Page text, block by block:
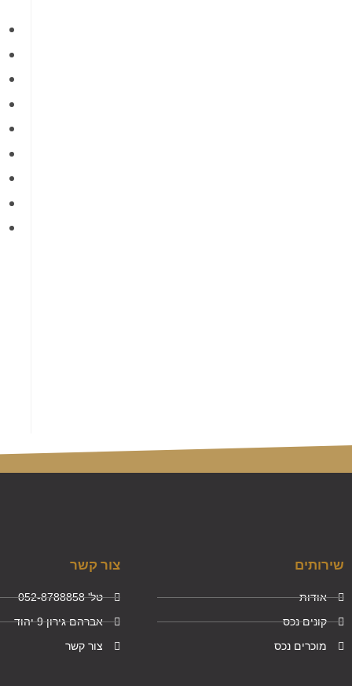
שירותים
אודות
קונים נכס
מוכרים נכס
צור קשר
טל' 052-8788858
אברהם גירון 9 יהוד
צור קשר